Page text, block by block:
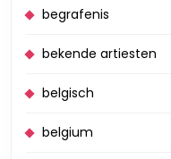
begrafenis
bekende artiesten
belgisch
belgium